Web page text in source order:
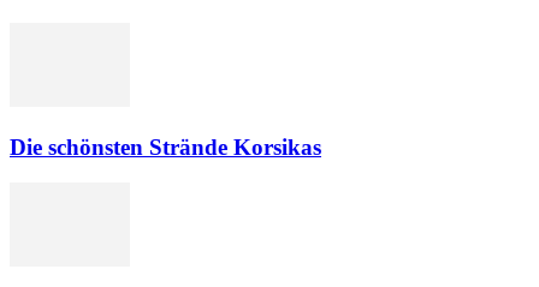
Die schönsten Strände Korsikas